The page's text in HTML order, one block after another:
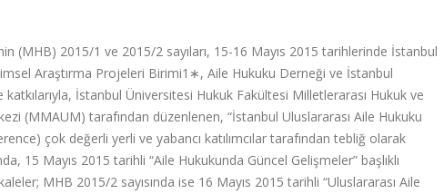
(MHB) 2015/1 ve 2015/2 sayıları, 15-16 Mayıs 2015 tarihlerinde İstanbul
Araştırma Projeleri Birimi1∗, Aile Hukuku Derneği ve İstanbul
İstanbul Üniversitesi Hukuk Fakültesi Milletlerarası Hukuk ve
(MMAUM) tarafından düzenlenen, “İstanbul Uluslararası Aile Hukuku
çok değerli yerli ve yabancı katılımcılar tarafından tebliğ olarak
15 Mayıs 2015 tarihli “Aile Hukukunda Güncel Gelişmeler” başlıklı
MHB 2015/2 sayısında ise 16 Mayıs 2015 tarihli “Uluslararası Aile